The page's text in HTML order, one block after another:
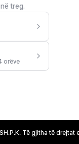
treg.
orëve
Të gjitha të drejtat